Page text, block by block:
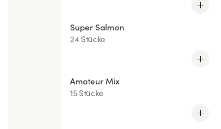
Super Salmon
24 Stücke
Amateur Mix
15 Stücke